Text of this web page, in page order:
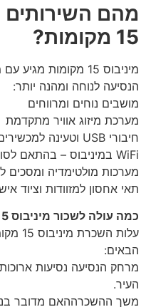
מהם השירותים
15 מקומות?
מיניבוס 15 מקומות
הנסיעה לנוחה ומהנה יותר:
מושבים נוחים ומרווחים
מערכת מיזוג אוויר מתקדמת
חיבורי USB וטעינה למכשירים ניידים
WiFi במיניבוס – בהתאם לסוג השירות
מערכות מולטימדיה ומסכים
תאי אחסון למזוודות וציוד
כמה עולה לשכור מיניבוס 15 מקומות?
עלות
הבאים:
מרחק הנסיעה נסיעות
העיר.
משך ההשכרההאם מדובר